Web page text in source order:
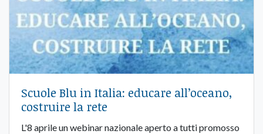
Scuole Blu in Italia: educare all’oceano,
costruire la rete
L'8 aprile un webinar nazionale aperto a tutti promosso